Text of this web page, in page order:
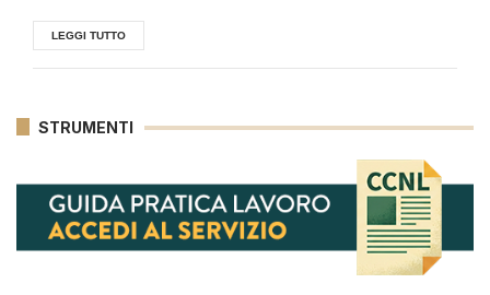
LEGGI TUTTO
STRUMENTI